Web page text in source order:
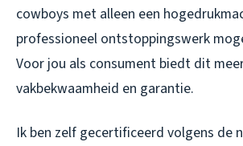
cowboys met alleen een
professioneel ontstoppingswerk
Voor jou als consument biedt dit
vakbekwaamheid en garantie.
Ik ben zelf gecertificeerd volgens de